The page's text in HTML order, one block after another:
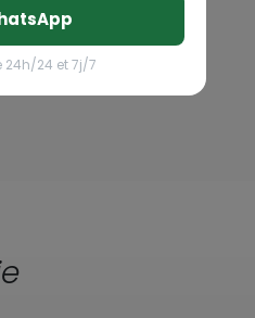
24h/24 et 7j/7